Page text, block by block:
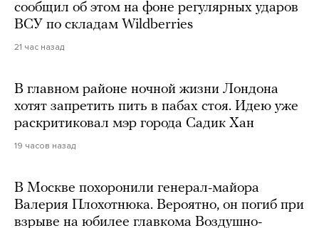
сообщил об этом на фоне регулярных ударов
ВСУ по складам Wildberries
21 час назад
В главном районе ночной жизни Лондона
хотят запретить пить в пабах стоя. Идею уже
раскритиковал мэр города Садик Хан
19 часов назад
В Москве похоронили генерал-майора
Валерия Плохотнюка. Вероятно, он погиб при
взрыве на юбилее главкома Воздушно-